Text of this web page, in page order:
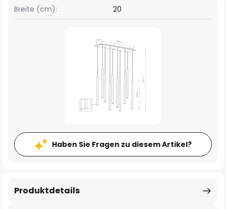
Breite (cm): 20
Haben Sie Fragen zu diesem Artikel?
Produktdetails